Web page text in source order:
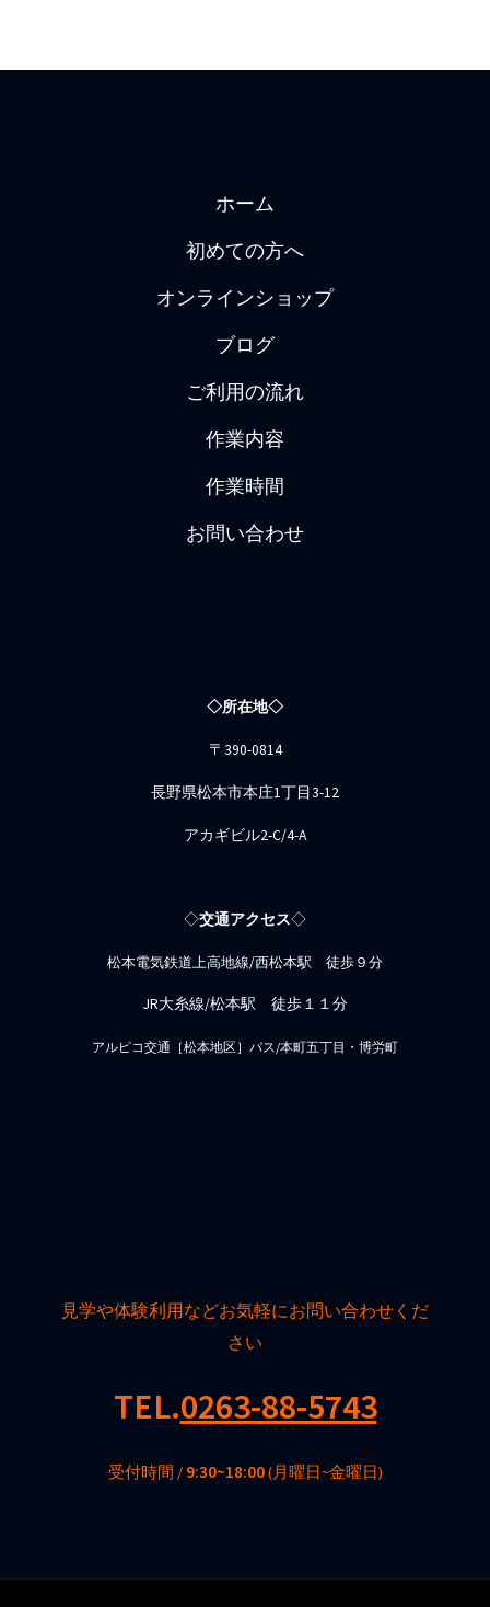
ホーム
初めての方へ
オンラインショップ
ブログ
ご利用の流れ
作業内容
作業時間
お問い合わせ
◇所在地◇
〒390-0814
長野県松本市本庄1丁目3-12
アカギビル2-C/4-A
◇交通アクセス◇
松本電気鉄道上高地線/西松本駅 徒歩９分
JR大糸線/松本駅 徒歩１１分
アルピコ交通［松本地区］バス/本町五丁目・博労町
見学や体験利用などお気軽にお問い合わせくだ
さい
TEL.0263-88-5743
受付時間 / 9:30~18:00(月曜日~金曜日)